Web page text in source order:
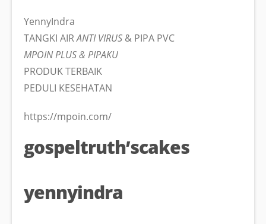
YennyIndra
TANGKI AIRANTI VIRUS & PIPA PVC
MPOIN PLUS & PIPAKU
PRODUK TERBAIK
PEDULI KESEHATAN
https://mpoin.com/
gospeltruth’scakes
yennyindra